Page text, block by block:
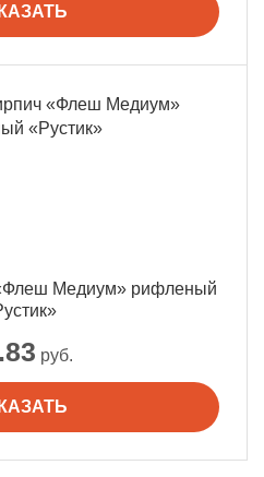
руб.
Медиум» рифленый